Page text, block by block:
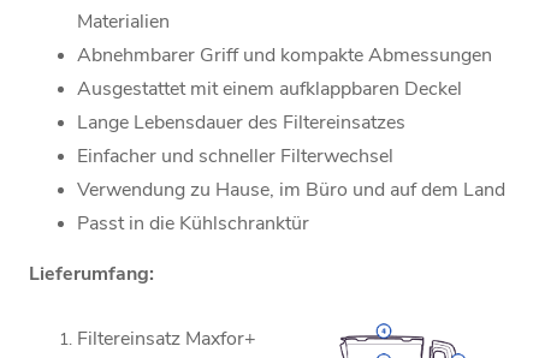
Materialien
Abnehmbarer Griff und kompakte Abmessungen
Ausgestattet mit einem aufklappbaren Deckel
Lange Lebensdauer des Filtereinsatzes
Einfacher und schneller Filterwechsel
Verwendung zu Hause, im Büro und auf dem Land
Passt in die Kühlschranktür
Lieferumfang:
Filtereinsatz Maxfor+